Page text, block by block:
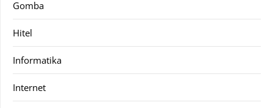
Gomba
Hitel
Informatika
Internet